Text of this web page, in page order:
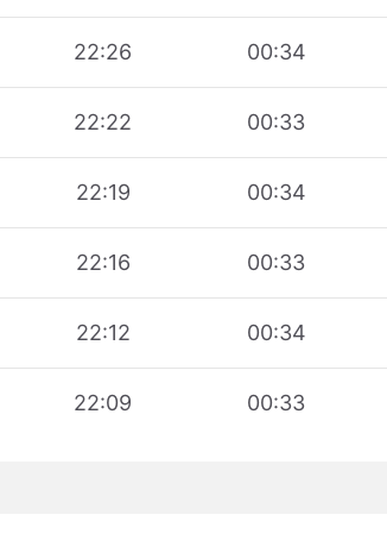
22:26 00:34
22:22 00:33
22:19 00:34
22:16 00:33
22:12 00:34
22:09 00:33